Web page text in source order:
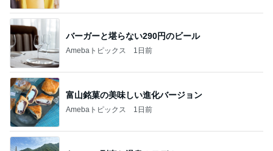
バーガーと堪らない290円のビール
Amebaトピックス 1日前
富山銘菓の美味しい進化バージョン
Amebaトピックス 1日前